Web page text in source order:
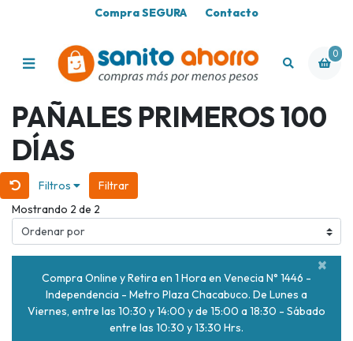
Compra SEGURA Contacto
0
PAÑALES PRIMEROS 100
DÍAS
Filtros
Filtrar
Mostrando 2 de 2
Compra Online y Retira en 1 Hora en Venecia N° 1446 -
Independencia - Metro Plaza Chacabuco. De Lunes a
Viernes, entre las 10:30 y 14:00 y de 15:00 a 18:30 - Sábado
entre las 10:30 y 13:30 Hrs.
×